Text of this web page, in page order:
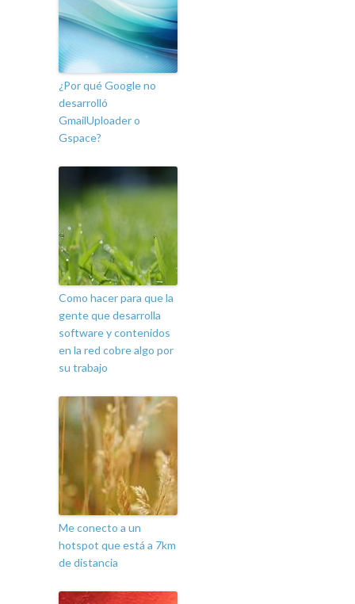
¿Por qué Google no
desarrolló
GmailUploader o
Gspace?
Como hacer para que la
gente que desarrolla
software y contenidos
en la red cobre algo por
su trabajo
Me conecto a un
hotspot que está a 7km
de distancia